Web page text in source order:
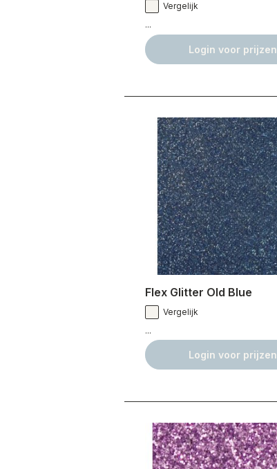
Vergelijk
...
Login voor prijzen
Flex Glitter Old Blue
Vergelijk
...
Login voor prijzen